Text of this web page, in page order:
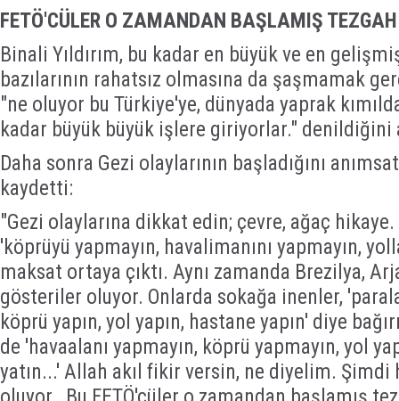
FETÖ'CÜLER O ZAMANDAN BAŞLAMIŞ
Binali Yıldırım, bu kadar en büyük ve en
bazılarının rahatsız olmasına da şaşmamak
"ne oluyor bu Türkiye'ye, dünyada yaprak
kadar büyük büyük işlere giriyorlar." denildiğini
Daha sonra Gezi olaylarının başladığını
kaydetti:
"Gezi olaylarına dikkat edin; çevre, ağaç hikaye.
'köprüyü yapmayın, havalimanını yapmayın,
maksat ortaya çıktı. Aynı zamanda Brezilya,
gösteriler oluyor. Onlarda sokağa inenler,
köprü yapın, yol yapın, hastane yapın' diye
de 'havaalanı yapmayın, köprü yapmayın, yol
yatın...' Allah akıl fikir versin, ne diyelim.